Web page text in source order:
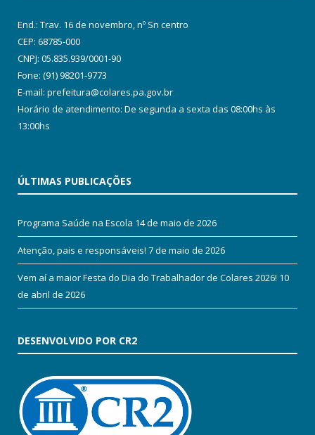
End.: Trav. 16 de novembro, nº Sn centro
CEP: 68785-000
CNPJ: 05.835.939/0001-90
Fone: (91) 98201-9773
E-mail: prefeitura@colares.pa.gov.br
Horário de atendimento: De segunda a sexta das 08:00hs às
13:00hs
ÚLTIMAS PUBLICAÇÕES
Programa Saúde na Escola 14 de maio de 2026
Atenção, pais e responsáveis! 7 de maio de 2026
Vem aí a maior Festa do Dia do Trabalhador de Colares 2026! 10
de abril de 2026
DESENVOLVIDO POR CR2